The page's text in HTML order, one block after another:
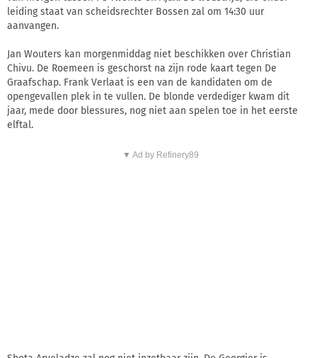
leiding staat van scheidsrechter Bossen zal om 14:30 uur
aanvangen.
Jan Wouters kan morgenmiddag niet beschikken over Christian
Chivu. De Roemeen is geschorst na zijn rode kaart tegen De
Graafschap. Frank Verlaat is een van de kandidaten om de
opengevallen plek in te vullen. De blonde verdediger kwam dit
jaar, mede door blessures, nog niet aan spelen toe in het eerste
elftal.
▼ Ad by Refinery89